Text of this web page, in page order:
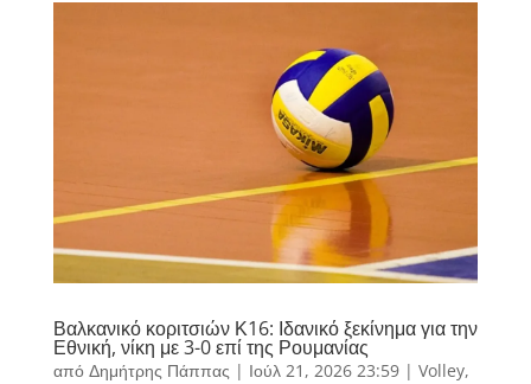
Βαλκανικό κοριτσιών Κ16: Ιδανικό ξεκίνημα για την
Εθνική, νίκη με 3-0 επί της Ρουμανίας
από Δημήτρης Πάππας | Ιούλ 21, 2026 23:59| Volley,